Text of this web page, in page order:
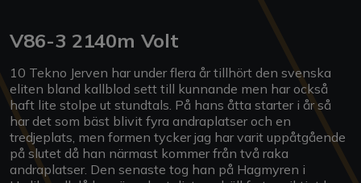
V86-3 2140m Volt
10 Tekno Jerven har under flera år tillhört den svenska
eliten bland kallblod sett till kunnande men har också
haft lite stolpe ut stundtals. På hans åtta starter i år så
har det som bäst blivit fyra andraplatser och en
tredjeplats, men formen tycker jag har varit uppåtgående
på slutet då han närmast kommer från två raka
andraplatser. Den senaste tog han på Hagmyren i